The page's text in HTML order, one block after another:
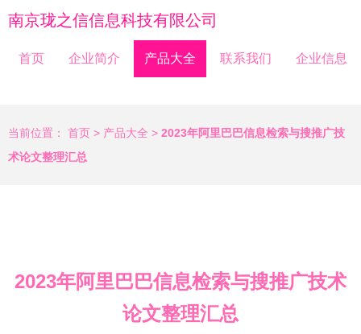
南京珑之信信息科技有限公司
首页 企业简介 产品大全 联系我们 企业信息
当前位置： 首页 > 产品大全 > 2023年阿里巴巴信息检索与搜推广技
术论文整理汇总
2023年阿里巴巴信息检索与搜推广技术
论文整理汇总